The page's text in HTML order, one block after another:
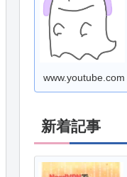
www.youtube.com
新着記事